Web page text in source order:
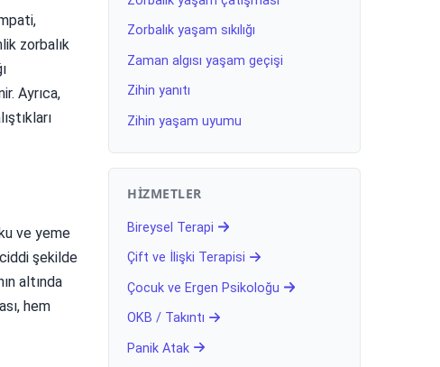
zorbalık
Ayrıca,
ve yeme
şekilde
altında
hem
Zorbalık yaşam sıkılığı
Zaman algısı yaşam geçişi
Zihin yanıtı
Zihin yaşam uyumu
HIZMETLER
Bireysel Terapi
Çift ve İlişki Terapisi
Çocuk ve Ergen Psikoloğu
OKB / Takıntı
Panik Atak